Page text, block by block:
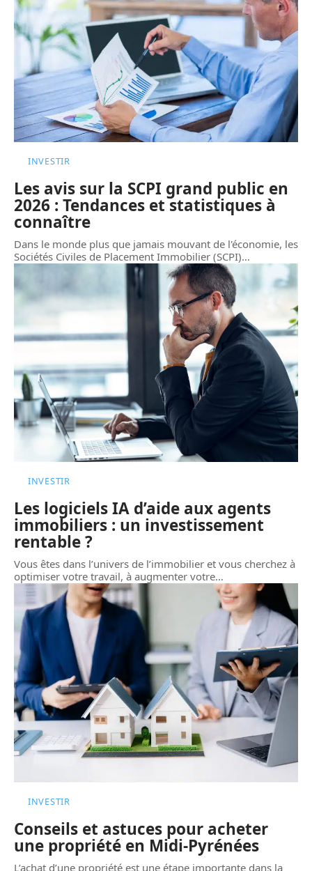
INVESTIR
Les avis sur la SCPI grand public en
2026 : Tendances et statistiques à
connaître
Dans le monde plus que jamais mouvant de l'économie, les
Sociétés Civiles de Placement Immobilier (SCPI)…
INVESTIR
Les logiciels IA d’aide aux agents
immobiliers : un investissement
rentable ?
Vous êtes dans l’univers de l’immobilier et vous cherchez à
optimiser votre travail, à augmenter votre…
INVESTIR
Conseils et astuces pour acheter
une propriété en Midi-Pyrénées
L’achat d’une propriété est une étape importante dans la